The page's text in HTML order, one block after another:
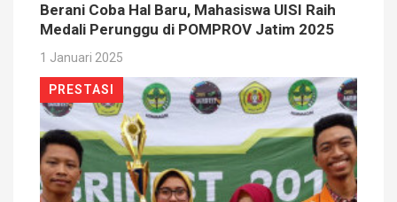
Berani Coba Hal Baru, Mahasiswa UISI Raih
Medali Perunggu di POMPROV Jatim 2025
1 Januari 2025
PRESTASI